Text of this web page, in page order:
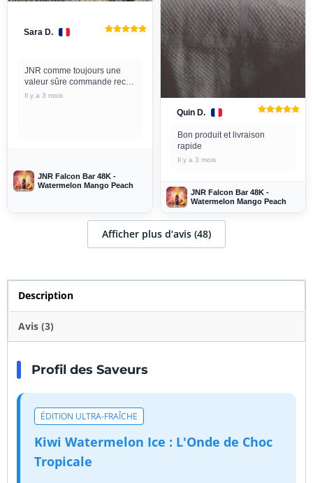
Sara D.
JNR comme toujours une
valeur sûre commande recue
bien emballée comme
Il y a 3 mois
JNR Falcon Bar 48K -
Watermelon Mango Peach
Quin D.
Bon produit et livraison
rapide
Il y a 3 mois
JNR Falcon Bar 48K -
Watermelon Mango Peach
Afficher plus d‘avis (48)
Description
Avis (3)
Profil des Saveurs
ÉDITION ULTRA-FRAÎCHE
Kiwi Watermelon Ice : L'Onde de Choc
Tropicale